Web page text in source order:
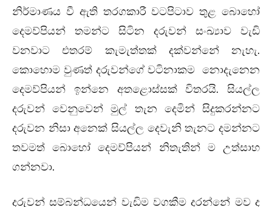
නිර්මාණය වී ඇති තරගකාරී වටපිටාව තුළ බොහෝ
දෙමව්පියන් තමන්ට සිටින දරුවන් සංඛ්‍යාව වැඩි
වනවාට එතරම් කැමැත්තක් දක්වන්නේ නැහැ.
කොහොම වුණත් දරුවන්ගේ වටිනාකම නොදැනෙන
දෙමව්පියන් ඉන්නෙ අතළොස්සක් විතරයි. සියල්ල
දරුවන් වෙනුවෙන් මුල් තැන දෙමින් සිදුකරන්නට
දරුවන නිසා අනෙක් සියල්ල දෙවැනි තැනට දමන්නට
තවමත් බොහෝ දෙමව්පියන් නිතැතින් ම උත්සාහ
ගන්නවා.
දරුවන් සම්බන්ධයෙන් වැඩිම වගකීම දරන්නේ මව ද